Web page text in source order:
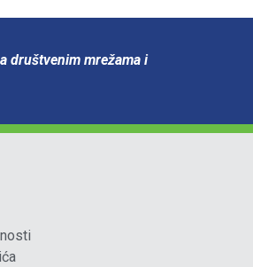
društvenim mrežama i